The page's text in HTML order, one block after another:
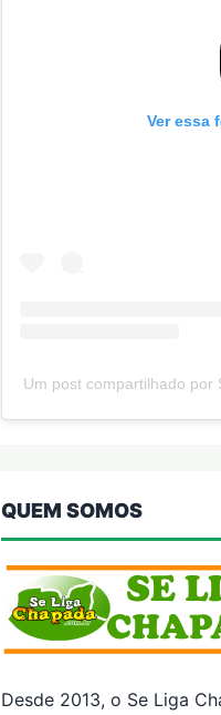
Ver essa
Um post compartilhado por
QUEM SOMOS
Desde 2013, o Se Liga